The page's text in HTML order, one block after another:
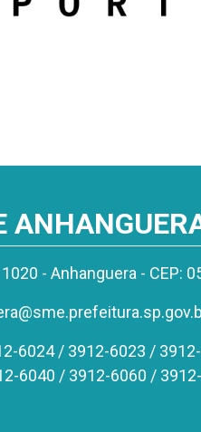
- Anhanguera - CEP:
6024 / 3912-6023 /
6040 / 3912-6060 /